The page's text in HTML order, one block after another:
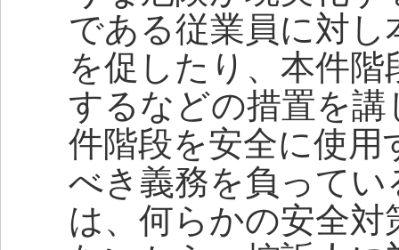
である従業員に対
を促したり、本件
するなどの措置を
件階段を安全に使
べき義務を負って
は、何らかの安全